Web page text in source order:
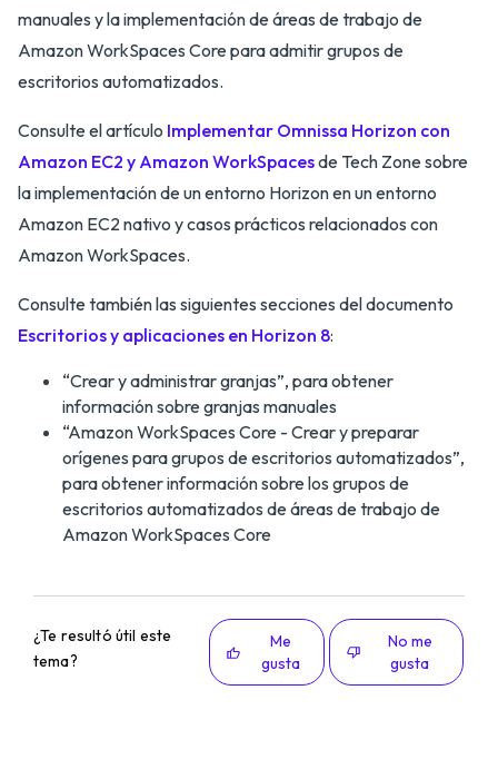
manuales y la implementación de áreas de trabajo de
Amazon WorkSpaces Core para admitir grupos de
escritorios automatizados.
Consulte el artículo Implementar Omnissa Horizon con
Amazon EC2 y Amazon WorkSpacesde Tech Zone sobre
la implementación de un entorno Horizon en un entorno
Amazon EC2 nativo y casos prácticos relacionados con
Amazon WorkSpaces.
Consulte también las siguientes secciones del documento
Escritorios y aplicaciones en Horizon 8:
“Crear y administrar granjas”, para obtener
información sobre granjas manuales
“Amazon WorkSpaces Core - Crear y preparar
orígenes para grupos de escritorios automatizados”,
para obtener información sobre los grupos de
escritorios automatizados de áreas de trabajo de
Amazon WorkSpaces Core
¿Te resultó útil este
tema?
Me
gusta
No me
gusta